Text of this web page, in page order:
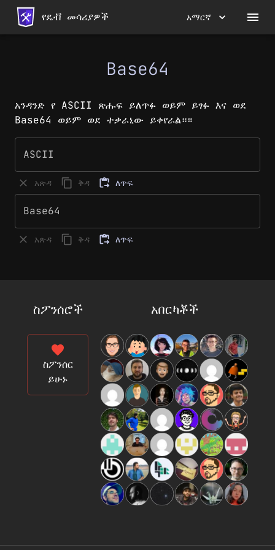
የዴቭ መሳሪያዎች አማርኛ
Base64
አንዳንድ የ ASCII ጽሑፍ ይለጥፉ ወይም ይፃፉ እና ወደ
Base64 ወይም ወደ ተቃራኒው ይቀየራል።።
ASCII
አጽዳ ቅዳ ለጥፍ
Base64
አጽዳ ቅዳ ለጥፍ
ስፖንሰሮች
ስፖንሰር
ይሁኑ
አበርካቾች